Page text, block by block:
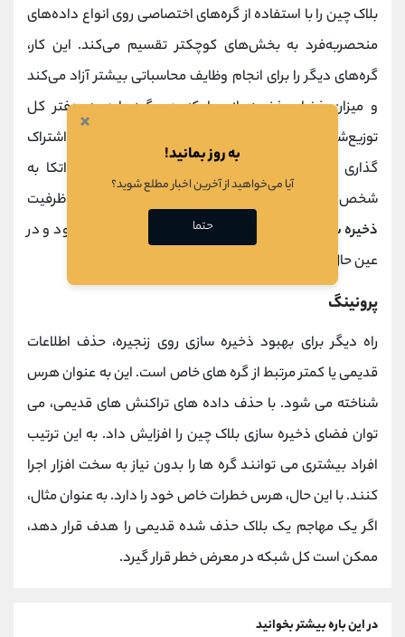
بلاک چین را با استفاده از گره‌های اختصاصی روی انواع داده‌های
منحصربه‌فرد به بخش‌های کوچکتر تقسیم می‌کند. این کار،
گره‌های دیگر را برای انجام وظایف محاسباتی بیشتر آزاد می‌کند
و میزان فضای ذخیره‌سازی را که هر گره باید به دفتر کل
توزیع‌شده اختصاص دهد، کاهش می‌دهد. مزیت اصلی اشتراک
گذاری افزایش ظرفیت ذخیره سازی در زنجیره بدون اتکا به
شخص ثالثی مانند اینفور است. این بدان معنی است که ظرفیت
ذخیره سازی بلاک چین
به قیمت تمرکززدایی تمام نمی شود و در
عین حال سطح حمله به شبکه افزایش نمی یابد.
پرونینگ
راه دیگر برای بهبود ذخیره سازی روی زنجیره، حذف اطلاعات
قدیمی یا کمتر مرتبط از گره های خاص است. این به عنوان هرس
شناخته می شود. با حذف داده های تراکنش های قدیمی، می
توان فضای ذخیره سازی بلاک چین را افزایش داد. به این ترتیب
افراد بیشتری می توانند گره ها را بدون نیاز به سخت افزار اجرا
کنند. با این حال، هرس خطرات خاص خود را دارد. به عنوان مثال،
اگر یک مهاجم یک بلاک حذف شده قدیمی را هدف قرار دهد،
ممکن است کل شبکه در معرض خطر قرار گیرد.
در این باره بیشتر بخوانید
×
به روز بمانید!
آیا می‌خواهید از آخرین اخبار مطلع شوید؟
حتما